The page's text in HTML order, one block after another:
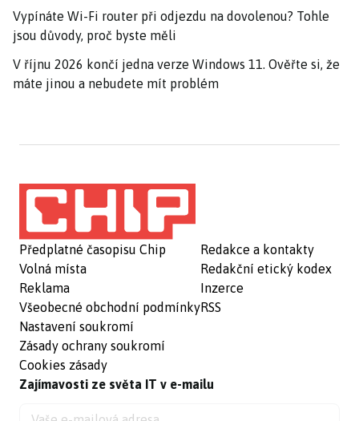
Vypínáte Wi-Fi router při odjezdu na dovolenou? Tohle
jsou důvody, proč byste měli
V říjnu 2026 končí jedna verze Windows 11. Ověřte si, že
máte jinou a nebudete mít problém
Předplatné časopisu Chip
Volná místa
Reklama
Všeobecné obchodní podmínky
Nastavení soukromí
Zásady ochrany soukromí
Cookies zásady
Redakce a kontakty
Redakční etický kodex
Inzerce
RSS
Zajímavosti ze světa IT v e-mailu